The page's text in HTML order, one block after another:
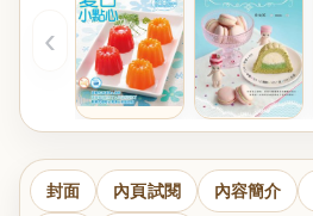
‹
封面 內頁試閱 內容簡介